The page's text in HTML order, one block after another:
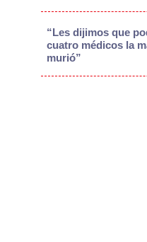
“Les dijimos que
cuatro médicos la
murió”